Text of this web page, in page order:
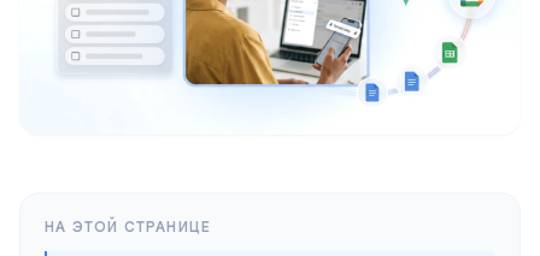
НА ЭТОЙ СТРАНИЦЕ